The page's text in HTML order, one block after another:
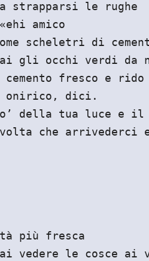
strapparsi le rughe
amico
scheletri di
gli occhi verdi da
fresco e
onirico, dici.
della tua luce e il
che
più fresca
vedere le cosce ai